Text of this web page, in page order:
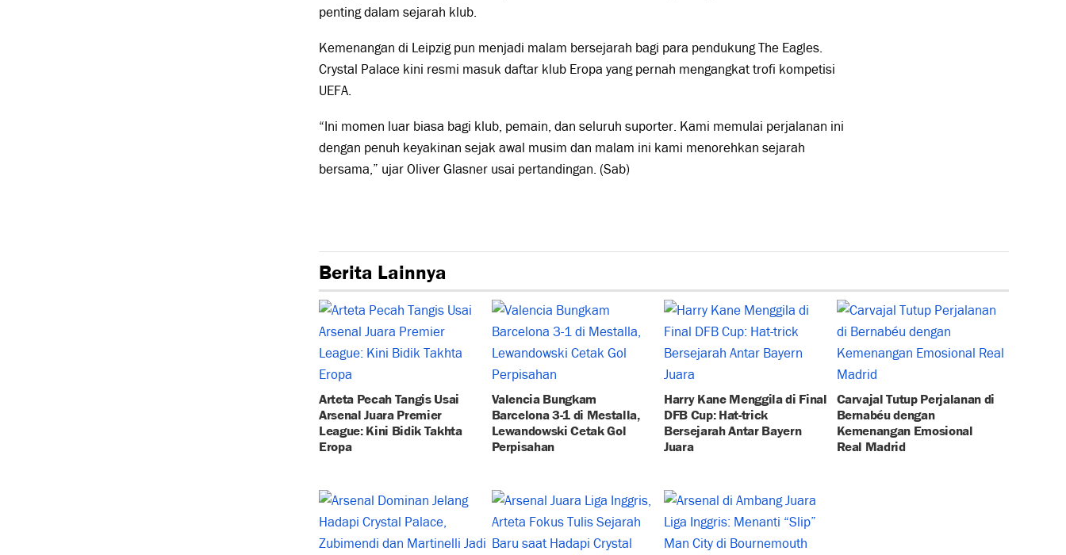
penting dalam sejarah klub.
Kemenangan di Leipzig pun menjadi malam bersejarah bagi para pendukung The Eagles.
Crystal Palace kini resmi masuk daftar klub Eropa yang pernah mengangkat trofi kompetisi
UEFA.
“Ini momen luar biasa bagi klub, pemain, dan seluruh suporter. Kami memulai perjalanan ini
dengan penuh keyakinan sejak awal musim dan malam ini kami menorehkan sejarah
bersama,” ujarOliver Glasner usai pertandingan. (Sab)
Berita Lainnya
Arteta Pecah Tangis Usai
Arsenal Juara Premier
League: Kini Bidik Takhta
Eropa
Valencia Bungkam
Barcelona 3-1 di Mestalla,
Lewandowski Cetak Gol
Perpisahan
Harry Kane Menggila di Final
DFB Cup: Hat-trick
Bersejarah Antar Bayern
Juara
Carvajal Tutup Perjalanan di
Bernabéu dengan
Kemenangan Emosional
Real Madrid